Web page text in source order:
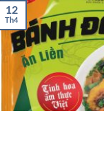
12
Th4